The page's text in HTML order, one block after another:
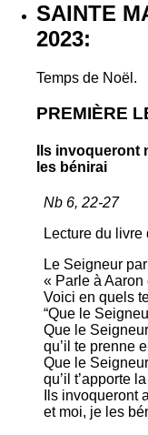
SAINTE
2023:
Temps de Noël.
PREMIÈRE
Ils invoqueront
les bénirai
Nb 6, 22-27
Lecture du livre
Le Seigneur
« Parle à Aaron
Voici en quels
“Que le
Que le
qu’il te prenne
Que le
qu’il t’apporte
Ils invoqueront
et moi, je les